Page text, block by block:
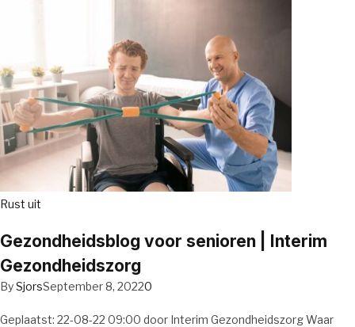
Rust uit
Gezondheidsblog voor senioren | Interim
Gezondheidszorg
BySjorsSeptember 8, 20220
Geplaatst: 22-08-22 09:00 door Interim Gezondheidszorg Waar